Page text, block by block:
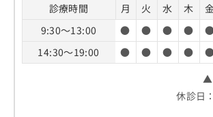
診療時間 月 火 水 木
9:30～13:00
● ● ● ●
14:30～19:00
● ● ● ●
▲
休診日